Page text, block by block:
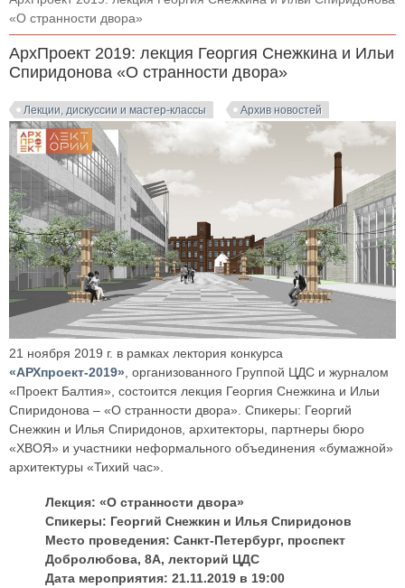
«О странности двора»
АрхПроект 2019: лекция Георгия Снежкина и Ильи
Спиридонова «О странности двора»
Лекции, дискуссии и мастер-классы Архив новостей
21 ноября 2019 г. в рамках лектория конкурса
«АРХпроект-2019» , организованного Группой ЦДС и журналом
«Проект Балтия», состоится лекция Георгия Снежкина и Ильи
Спиридонова – «О странности двора». Спикеры: Георгий
Снежкин и Илья Спиридонов, архитекторы, партнеры бюро
«ХВОЯ» и участники неформального объединения «бумажной»
архитектуры «Тихий час».
Лекция: «О странности двора»
Спикеры: Георгий Снежкин и Илья Спиридонов
Место проведения: Санкт-Петербург, проспект
Добролюбова, 8А, лекторий ЦДС
Дата мероприятия: 21.11.2019 в 19:00